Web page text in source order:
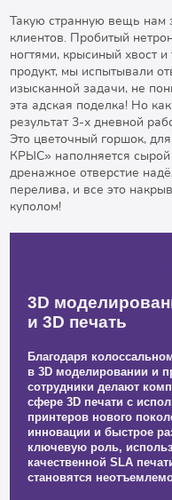
Такую странную вещь нам
клиентов. Пробитый
ногтями, крысиный хвост
продукт, мы испытывали
изысканной задачи, не
эта адская поделка! Но
результат 3-х дневной
Это цветочный горшок,
КРЫС» наполняется сырой
дренажное отверстие
перелива, и все это
куполом!
3D
и 3D печать
Благодаря
в 3D моделировании и
сотрудники делают
сфере 3D печати с
принтеров нового
инновации и быстрое
ключевую роль,
качественной SLA
становятся